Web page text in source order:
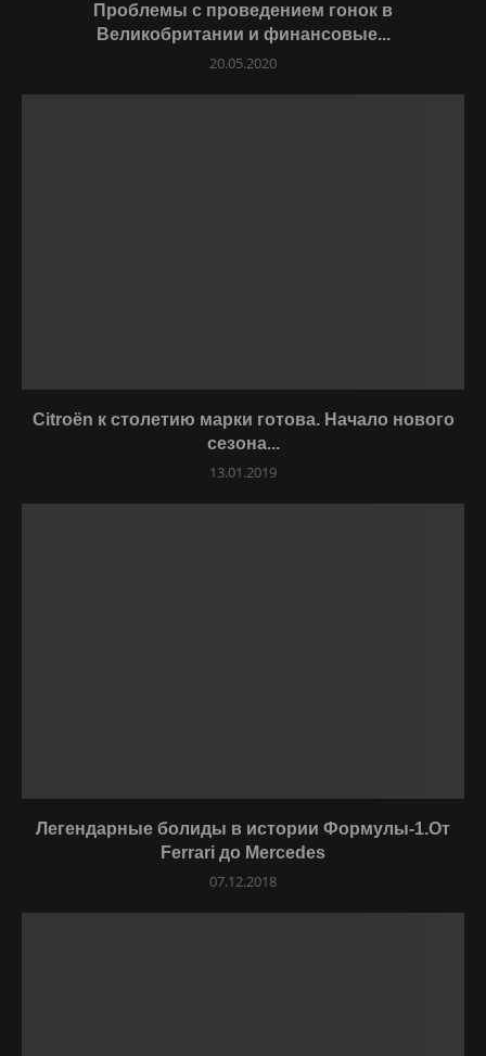
Проблемы с проведением гонок в
Великобритании и финансовые...
20.05.2020
Citroёn к столетию марки готова. Начало нового
сезона...
13.01.2019
Легендарные болиды в истории Формулы-1.От
Ferrari до Mercedes
07.12.2018